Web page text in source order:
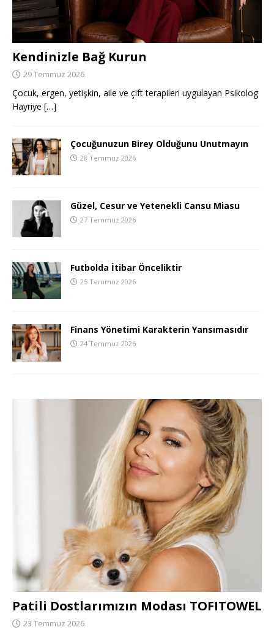
Kendinizle Bağ Kurun
29 Temmuz 2026
Çocuk, ergen, yetişkin, aile ve çift terapileri uygulayan Psikolog
Hayriye […]
Çocuğunuzun Birey Olduğunu Unutmayın
28 Temmuz 2026
Güzel, Cesur ve Yetenekli Cansu Miasu
27 Temmuz 2026
Futbolda İtibar Önceliktir
25 Temmuz 2026
Finans Yönetimi Karakterin Yansımasıdır
24 Temmuz 2026
Patili Dostlarımızın Modası TOFITOWEL
23 Temmuz 2026